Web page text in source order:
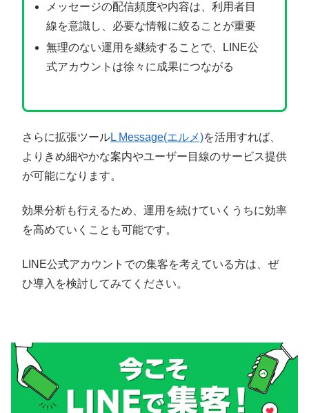
メッセージの配信頻度や内容は、利用者目
線を意識し、必要な情報に絞ることが重要
無理のない運用を継続することで、LINE公
式アカウントは徐々に成果につながる
さらに拡張ツールL Message(エルメ)を活用すれば、
よりきめ細やかな案内やユーザー目線のサービス提供
が可能になります。
効果分析も行えるため、運用を続けていくうちに効率
を高めていくことも可能です。
LINE公式アカウントでの集客を考えている方は、ぜ
ひ導入を検討してみてください。